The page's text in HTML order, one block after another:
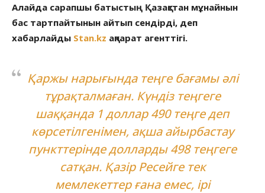
Алайда сарапшы батыстың Қазақстан мұнайнын
бас тартпайтынын айтып сендірді, деп
хабарлайды Stan.kz ақпарат агенттігі.
Қаржы нарығында теңге бағамы әлі
тұрақталмаған. Күндіз теңгеге
шаққанда 1 доллар 490 теңге деп
көрсетілгенімен, ақша айырбастау
пункттерінде долларды 498 теңгеге
сатқан. Қазір Ресейге тек
мемлекеттер ғана емес, ірі